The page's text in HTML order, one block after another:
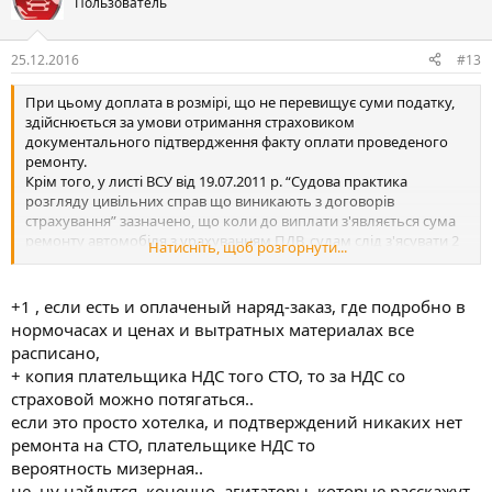
25.12.2016 #13
При цьому доплата в розмірі, що не перевищує суми податку,
здійснюється за умови отримання страховиком
документального підтвердження факту оплати проведеного
ремонту.
Крім того, у листі ВСУ від 19.07.2011 р. “Судова практика
розгляду цивільних справ що виникають з договорів
страхування” зазначено, що коли до виплати з'являється сума
ремонту автомобіля з урахуванням ПДВ, судам слід з'ясувати 2
2. чи зареєстрований надавач послуг з ремонту автомобіля є
платником ПДВ.
Натисніть, щоб розгорнути...
+1 , если есть и оплаченый наряд-заказ, где подробно в
нормочасах и ценах и вытратных материалах все
расписано,
+ копия плательщика НДС того СТО, то за НДС со
страховой можно потягаться..
если это просто хотелка, и подтверждений никаких нет
ремонта на СТО, плательщике НДС то
вероятность мизерная..